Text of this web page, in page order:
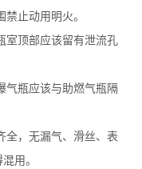
止动用明火。
室顶部应该留有泄流孔
气瓶应该与助燃气瓶隔
全，无漏气、滑丝、表
用。